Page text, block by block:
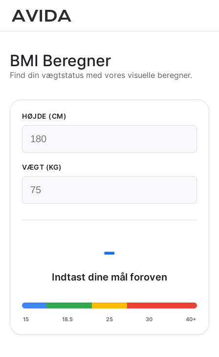
BMI Beregner
Find din vægtstatus med vores visuelle beregner.
HØJDE (CM)
VÆGT (KG)
-
Indtast dine mål foroven
15 18.5 25 30 40+